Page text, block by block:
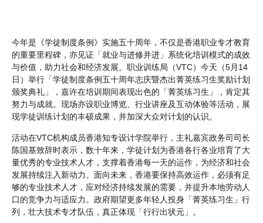
今年是《学徒制度条例》实施五十周年，不仅是香港职业专才教育
的重要里程碑，亦见证「就业与进修并进」系统化培训模式的成效
与价值，助力社会和经济发展。职业训练局（VTC）今天（5月14
日）举行「学徒制度条例五十周年志庆暨杰出菁英练习生奖励计划
颁奖典礼」，嘉许在培训期间表现出色的「菁英练习生」，肯定其
努力与成就。现场亦设职业博览、行业讲座及互动体验等活动，展
现学徒训练计划的丰硕成果，并加深大众对计划的认识。
活动在VTC机构成员香港知专设计学院举行，主礼嘉宾政务司司长
陈国基致辞时表示，数十年来，学徒计划为香港各行各业培育了大
量优秀的专业技术人才，支撑着香港每一天的运作，为经济和社会
发展持续注入新动力。面向未来，香港要保持高效运作，必须有足
够的专业技术人才，应对经济持续发展的需要，并提升本地劳动人
口的竞争力与适应力。政府期望更多年轻人投身「菁英练习生」行
列，壮大技术专才队伍，真正体现「行行出状元」。